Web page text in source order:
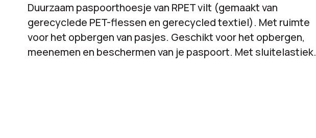
Duurzaam paspoorthoesje van RPET vilt (gemaakt van
gerecyclede PET-flessen en gerecycled textiel). Met ruimte
voor het opbergen van pasjes. Geschikt voor het opbergen,
meenemen en beschermen van je paspoort. Met sluitelastiek.